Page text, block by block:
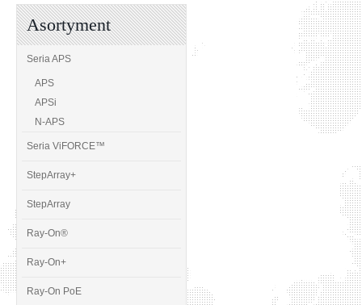
Asortyment
Seria APS
APS
APSi
N-APS
Seria ViFORCE™
StepArray+
StepArray
Ray-On®
Ray-On+
Ray-On PoE